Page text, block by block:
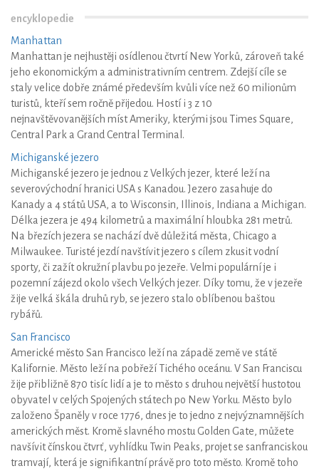
encyklopedie
Manhattan
Manhattan je nejhustěji osídlenou čtvrtí New Yorků, zároveň také
jeho ekonomickým a administrativním centrem. Zdejší cíle se
staly velice dobře známé především kvůli více než 60 milionům
turistů, kteří sem ročně přijedou. Hostí i 3 z 10
nejnavštěvovanějších míst Ameriky, kterými jsou Times Square,
Central Park a Grand Central Terminal.
Michiganské jezero
Michiganské jezero je jednou z Velkých jezer, které leží na
severovýchodní hranici USA s Kanadou. Jezero zasahuje do
Kanady a 4 států USA, a to Wisconsin, Illinois, Indiana a Michigan.
Délka jezera je 494 kilometrů a maximální hloubka 281 metrů.
Na březích jezera se nachází dvě důležitá města, Chicago a
Milwaukee. Turisté jezdí navštívit jezero s cílem zkusit vodní
sporty, či zažít okružní plavbu po jezeře. Velmi populární je i
pozemní zájezd okolo všech Velkých jezer. Díky tomu, že v jezeře
žije velká škála druhů ryb, se jezero stalo oblíbenou baštou
rybářů.
San Francisco
Americké město San Francisco leží na západě země ve státě
Kalifornie. Město leží na pobřeží Tichého oceánu. V San Franciscu
žije přibližně 870 tisíc lidí a je to město s druhou největší hustotou
obyvatel v celých Spojených státech po New Yorku. Město bylo
založeno Španěly v roce 1776, dnes je to jedno z nejvýznamnějších
amerických měst. Kromě slavného mostu Golden Gate, můžete
navšívit čínskou čtvrť, vyhlídku Twin Peaks, projet se sanfranciskou
tramvají, která je signifikantní právě pro toto město. Kromě toho